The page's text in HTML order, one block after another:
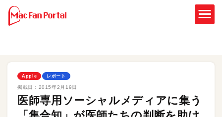
Apple レポート
掲載日： 2015年2月19日
医師専用ソーシャルメディアに集う